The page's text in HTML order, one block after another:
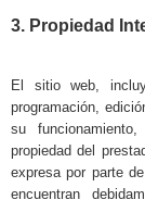
3. Propiedad
El sitio web,
programación,
su
propiedad del
expresa por parte
encuentran